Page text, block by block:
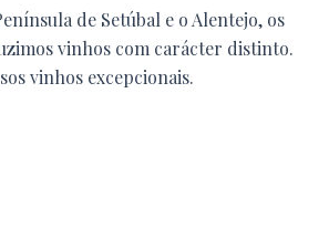
de Setúbal e o Alentejo, os
vinhos com carácter distinto.
vinhos excepcionais.